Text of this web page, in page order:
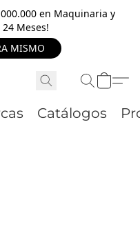
en Maquinaria y
Meses!
MISMO
Catálogos